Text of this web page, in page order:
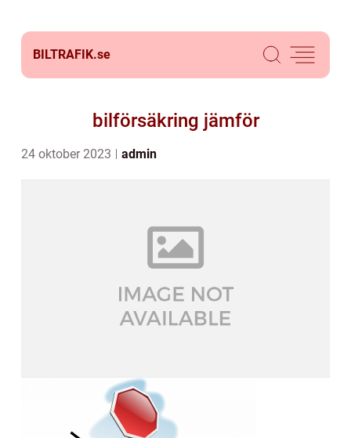
BILTRAFIK.se
bilförsäkring jämför
24 oktober 2023 admin